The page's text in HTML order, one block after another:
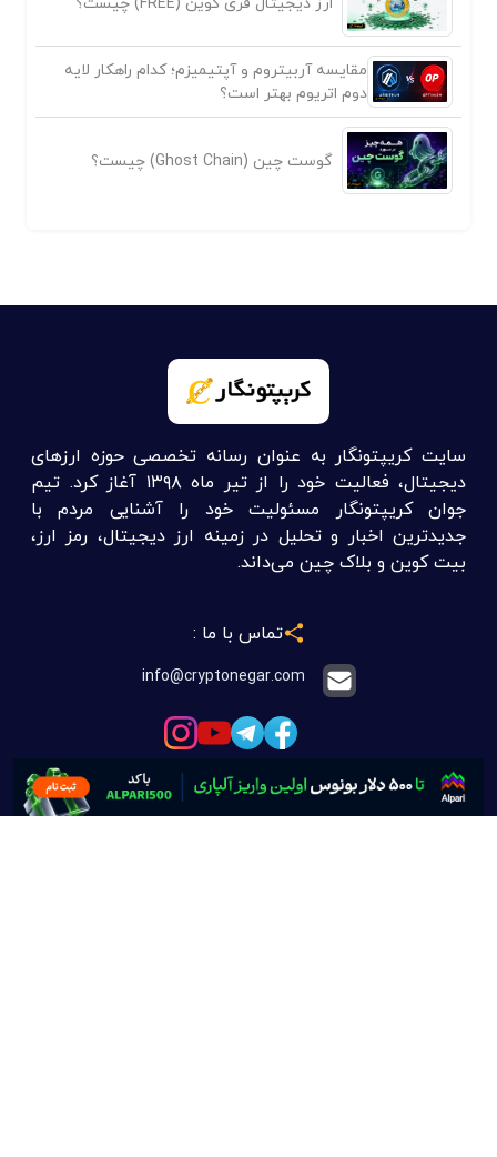
ارز دیجیتال فری کوین (FREE) چیست؟
مقایسه آربیتروم و آپتیمیزم؛ کدام راهکار لایه
دوم اتریوم بهتر است؟
گوست چین (Ghost Chain) چیست؟
سایت کریپتونگار به عنوان رسانه تخصصی حوزه ارزهای
دیجیتال، فعالیت خود را از تیر ماه ۱۳۹۸ آغاز کرد. تیم
جوان کریپتونگار مسئولیت خود را آشنایی مردم با
جدیدترین اخبار و تحلیل در زمینه ارز دیجیتال، رمز ارز،
بیت کوین و بلاک چین می‌داند.
تماس با ما :
info@cryptonegar.com
تبلیغات در کریپتونگار